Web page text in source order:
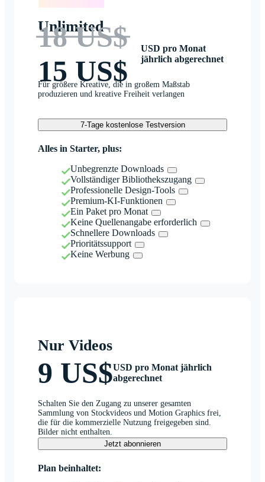
Unlimited
18 US$
15 US$
USD pro Monat
jährlich abgerechnet
Für größere Kreative, die in großem Maßstab
produzieren und kreative Freiheit verlangen
7-Tage kostenlose Testversion
Alles in Starter, plus:
Unbegrenzte Downloads
Vollständiger Bibliothekszugang
Professionelle Design-Tools
Premium-KI-Funktionen
Ein Paket pro Monat
Keine Quellenangabe erforderlich
Schnellere Downloads
Prioritätssupport
Keine Werbung
Nur Videos
9 US$USD pro Monat jährlich
abgerechnet
Schalten Sie den Zugang zu unserer gesamten
Sammlung von Stockvideos und Motion Graphics frei,
die für die kommerzielle Nutzung freigegeben sind.
Bilder nicht enthalten.
Jetzt abonnieren
Plan beinhaltet: